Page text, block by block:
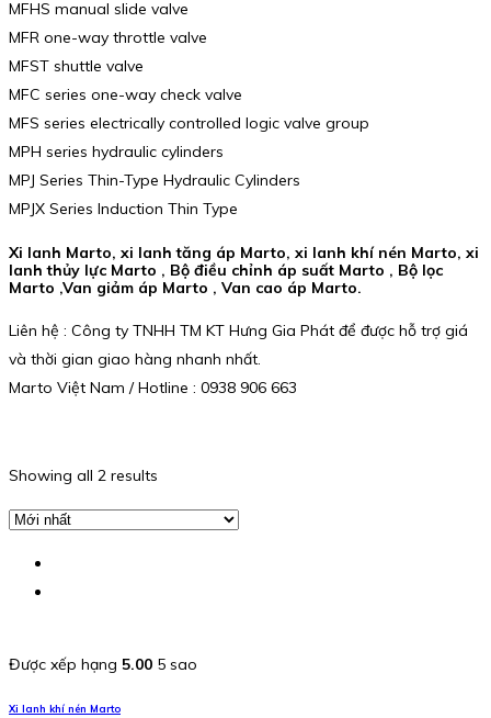
MFHS manual slide valve
MFR one-way throttle valve
MFST shuttle valve
MFC series one-way check valve
MFS series electrically controlled logic valve group
MPH series hydraulic cylinders
MPJ Series Thin-Type Hydraulic Cylinders
MPJX Series Induction Thin Type
Xi lanh Marto, xi lanh tăng áp Marto, xi lanh khí nén Marto, xi
lanh thủy lực Marto , Bộ điều chỉnh áp suất Marto , Bộ lọc
Marto ,Van giảm áp Marto , Van cao áp Marto.
Liên hệ : Công ty TNHH TM KT Hưng Gia Phát để được hỗ trợ giá
và thời gian giao hàng nhanh nhất.
Marto Việt Nam / Hotline : 0938 906 663
Showing all 2 results
Được xếp hạng 5.00 5 sao
Xi lanh khí nén Marto